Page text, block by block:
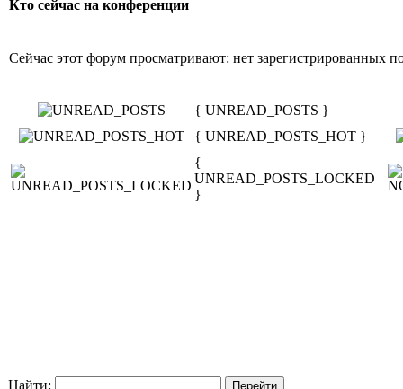
Кто сейчас на конференции
Сейчас этот форум просматривают: нет зарегистрированных
{ UNREAD_POSTS }
{ UNREAD_POSTS_HOT }
{
UNREAD_POSTS_LOCKED
}
Найти: